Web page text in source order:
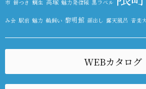
市 餅つき 鯛生 魅力発信隊 黒ラベル
み会 駅前 魅力 鵜飼い 黎明館 顔出し 露天風呂 音楽
WEBカタログ